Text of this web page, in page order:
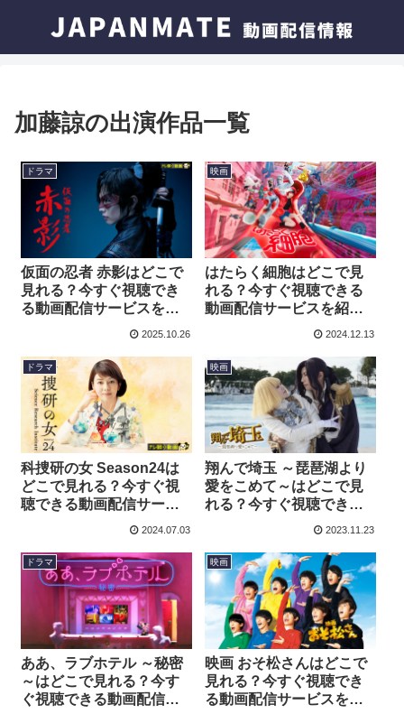
加藤諒の出演作品一覧
ドラマ
仮面の忍者 赤影はどこで
見れる？今すぐ視聴でき
る動画配信サービスを紹
2025.10.26
映画
はたらく細胞はどこで見
れる？今すぐ視聴できる
動画配信サービスを紹
2024.12.13
ドラマ
科捜研の女 Season24は
どこで見れる？今すぐ視
聴できる動画配信サービ
2024.07.03
映画
翔んで埼玉 ～琵琶湖より
愛をこめて～はどこで見
れる？今すぐ視聴できる
動画配信サービスを紹
2023.11.23
ドラマ
ああ、ラブホテル ～秘密
～はどこで見れる？今す
ぐ視聴できる動画配信サ
映画
映画 おそ松さんはどこで
見れる？今すぐ視聴でき
る動画配信サービスを紹